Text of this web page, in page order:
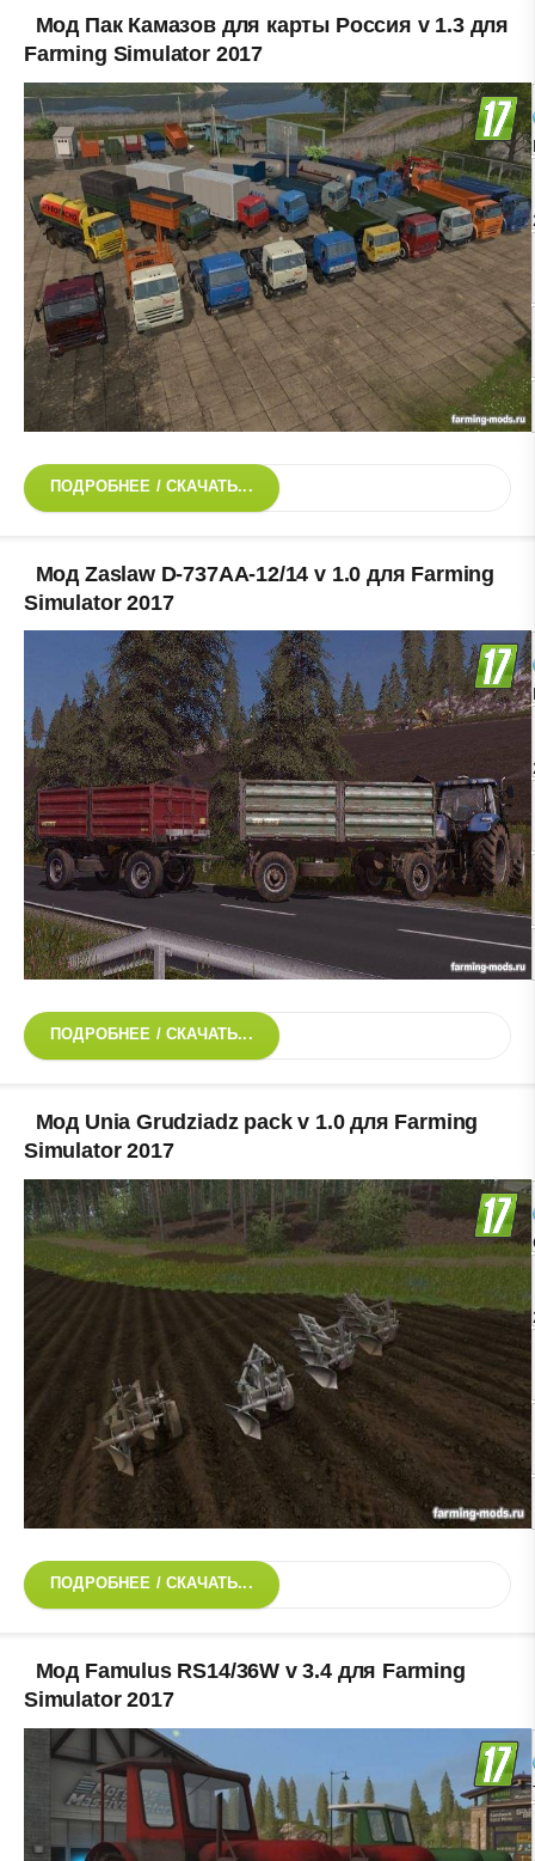
Мод Пак Камазов для карты Россия v 1.3 для
Farming Simulator 2017
ПОДРОБНЕЕ / СКАЧАТЬ...
Мод Zaslaw D-737AA-12/14 v 1.0 для Farming
Simulator 2017
ПОДРОБНЕЕ / СКАЧАТЬ...
Мод Unia Grudziadz pack v 1.0 для Farming
Simulator 2017
ПОДРОБНЕЕ / СКАЧАТЬ...
Мод Famulus RS14/36W v 3.4 для Farming
Simulator 2017